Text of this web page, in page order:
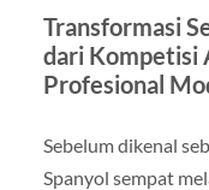
Transformasi
dari Kompetisi
Profesional
Sebelum dikenal
Spanyol sempat